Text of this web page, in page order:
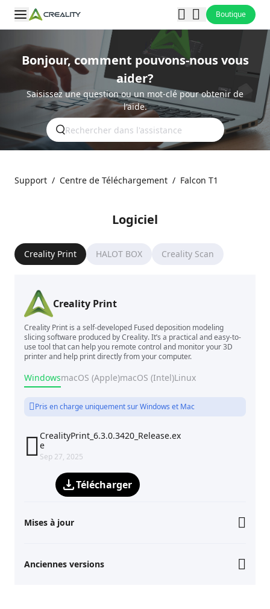
Boutique
Bonjour, comment pouvons-nous vous
aider?
Saisissez une question ou un mot-clé pour obtenir de
l'aide.
Support / Centre de Téléchargement / Falcon T1
Logiciel
Creality Print HALOT BOX Creality Scan
Creality Print
Creality Print is a self-developed Fused deposition modeling
slicing software produced by Creality. It’s a practical and easy-to-
use tool that can help you remote control and monitor your 3D
printer and help print directly from your computer.
WindowsmacOS (Apple)macOS (Intel)Linux
Pris en charge uniquement sur Windows et Mac
 CrealityPrint_6.3.0.3420_Release.ex
e
Sep 27, 2025
Télécharger
Mises à jour
Anciennes versions